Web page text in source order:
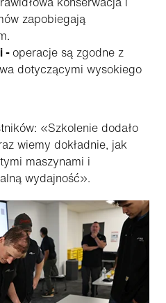
zapobiegają
-operacje są zgodne z
dotyczącymi wysokiego
«Szkolenie dodało
wiemy dokładnie, jak
maszynami i
wydajność».